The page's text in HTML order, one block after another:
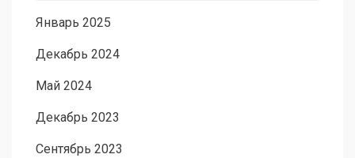
Январь 2025
Декабрь 2024
Май 2024
Декабрь 2023
Сентябрь 2023